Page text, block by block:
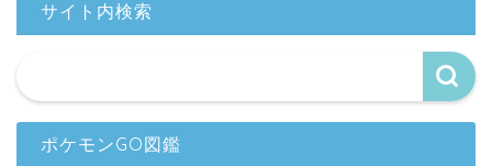
サイト内検索
ポケモンGO図鑑